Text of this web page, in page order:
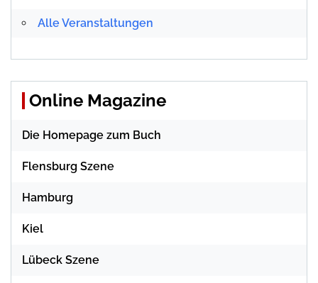
Alle Veranstaltungen
Online Magazine
Die Homepage zum Buch
Flensburg Szene
Hamburg
Kiel
Lübeck Szene